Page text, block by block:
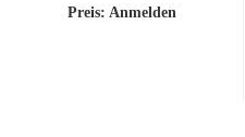
Preis: Anmelden